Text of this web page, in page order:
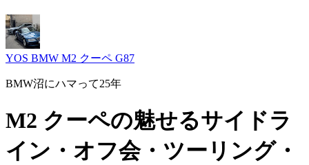
YOS BMW M2 クーペ G87
BMW沼にハマって25年
M2 クーペの魅せるサイドラ
イン・オフ会・ツーリング・